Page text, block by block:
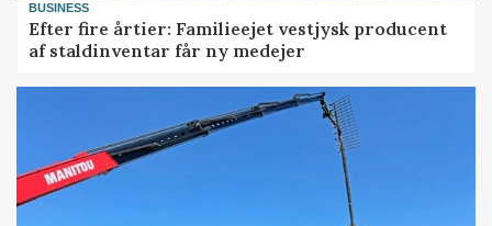
BUSINESS
Efter fire årtier: Familieejet vestjysk producent
af staldinventar får ny medejer